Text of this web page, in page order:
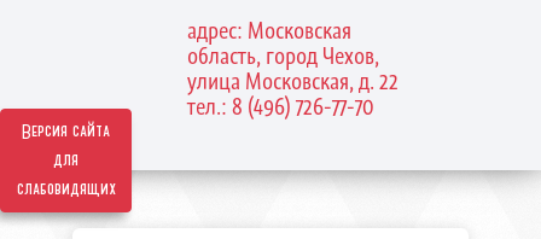
Версия сайта
для
слабовидящих
адрес: Московская
область, город Чехов,
улица Московская, д. 22
тел.: 8 (496) 726-77-70